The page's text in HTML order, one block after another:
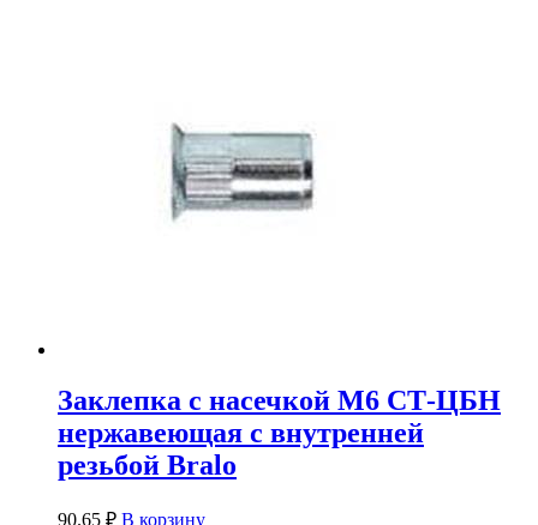
Заклепка с насечкой М6 СТ-ЦБН
нержавеющая с внутренней
резьбой Bralo
90.65 ₽ В корзину